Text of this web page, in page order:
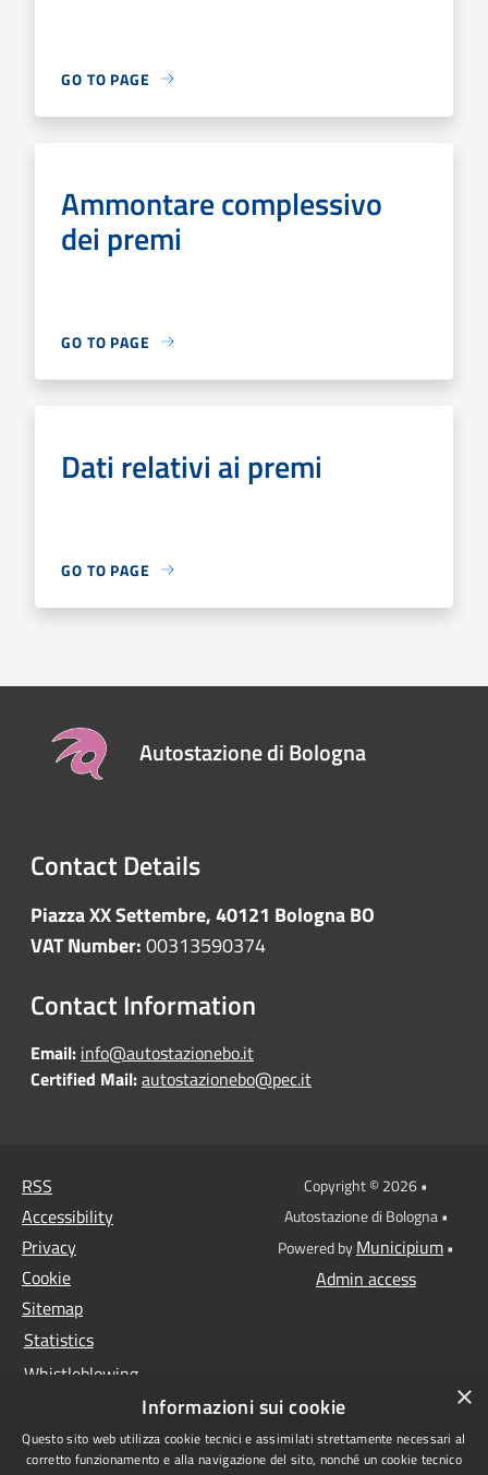
GO TO PAGE
Ammontare complessivo
dei premi
GO TO PAGE
Dati relativi ai premi
GO TO PAGE
Autostazione di Bologna
Contact Details
Piazza XX Settembre, 40121 Bologna BO
VAT Number:00313590374
Contact Information
Email: info@autostazionebo.it
Certified Mail:autostazionebo@pec.it
RSS
Accessibility
Privacy
Cookie
Sitemap
Statistics
Whistleblowing
Anti-money laundering
Copyright © 2026 •
Autostazione di Bologna •
Powered byMunicipium•
Admin access
×
Informazioni sui cookie
Questo sito web utilizza cookie tecnici e assimilati strettamente necessari al
corretto funzionamento e alla navigazione del sito, nonché un cookie tecnico